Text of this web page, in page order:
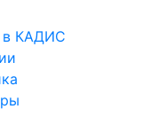
в КАДИС